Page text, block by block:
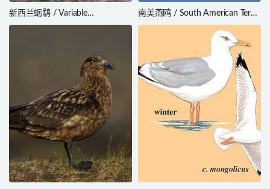
新西兰蛎鹬 / Variable
Oystercatcher / Haematopus
南美燕鸥 / South American Tern
/ Sterna hirundinacea